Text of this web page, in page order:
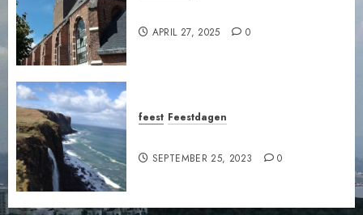
APRIL 27, 2025 0
feest Feestdagen
SEPTEMBER 25, 2023 0